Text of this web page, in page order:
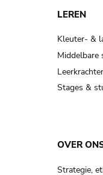
LEREN
Kleuter- &
Middelbare
Stages &
OVER
Strategie,